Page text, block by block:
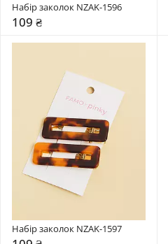
Набір заколок NZAK-1596
109 ₴
Набір заколок NZAK-1597